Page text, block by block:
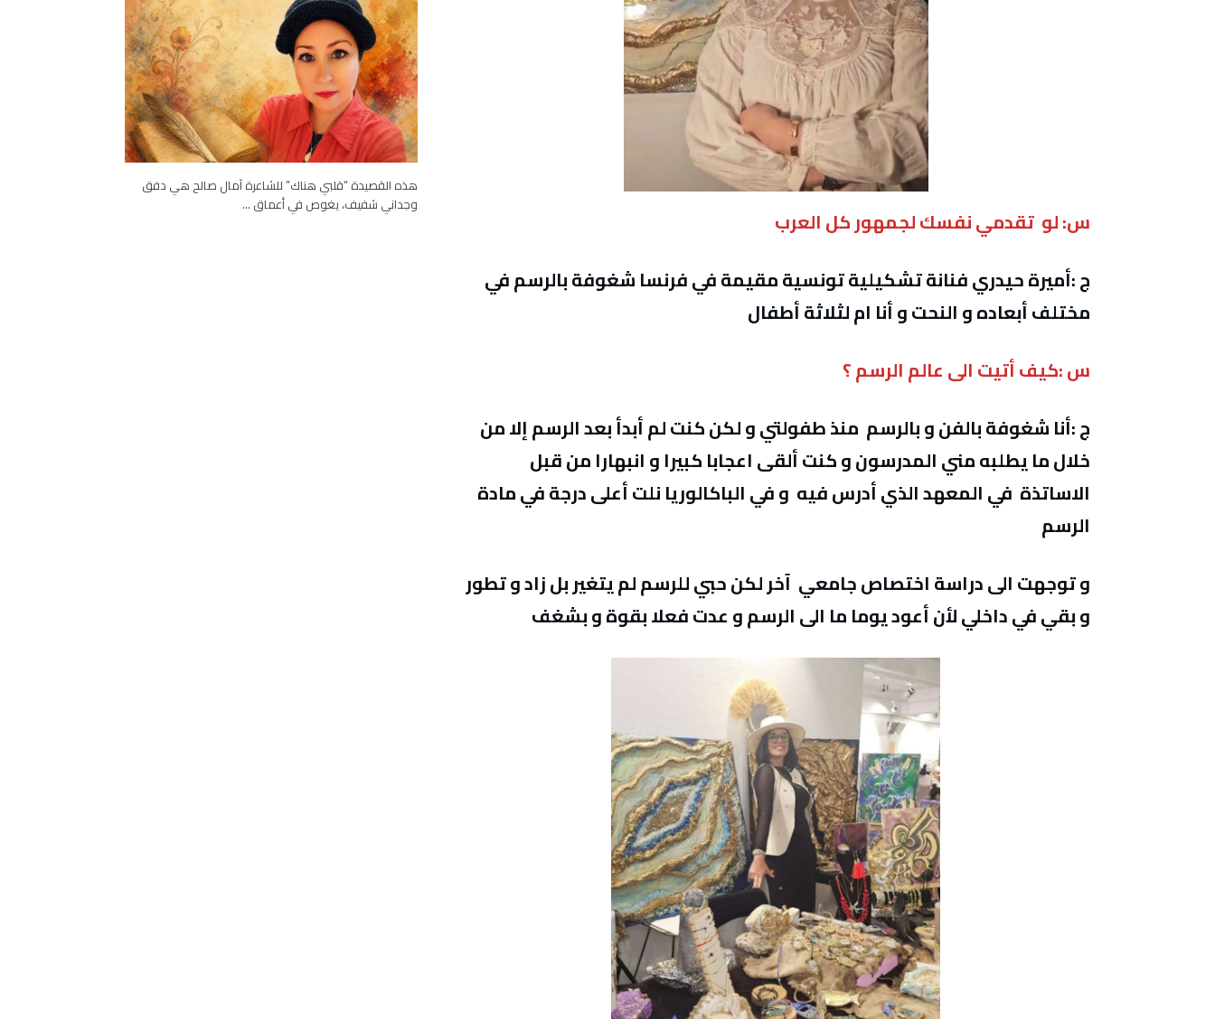
س: لو تقدمي نفسك لجمهور كل العرب
ج :أميرة حيدري فنانة تشكيلية تونسية مقيمة في فرنسا شغوفة بالرسم في
مختلف أبعاده و النحت و أنا ام لثلاثة أطفال
س :كيف أتيت الى عالم الرسم ؟
ج :أنا شغوفة بالفن و بالرسم منذ طفولتي و لكن كنت لم أبدأ بعد الرسم إلا من
خلال ما يطلبه مني المدرسون و كنت ألقى اعجابا كبيرا و انبهارا من قبل
الاساتذة في المعهد الذي أدرس فيه و في الباكالوريا نلت أعلى درجة في مادة
الرسم
و توجهت الى دراسة اختصاص جامعي آخر لكن حبي للرسم لم يتغير بل زاد و تطور
و بقي في داخلي لأن أعود يوما ما الى الرسم و عدت فعلا بقوة و بشغف
هذه القصيدة “قلبي هناك” للشاعرة آمال صالح هي دفق
وجداني شفيف، يغوص في أعماق …